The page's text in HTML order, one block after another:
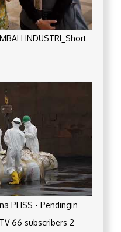
INDUSTRI_Short
PHSS - Pendingin
66 subscribers 2